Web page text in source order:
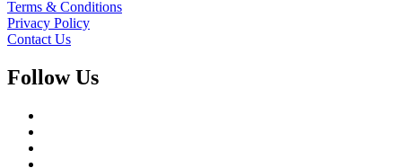
Terms & Conditions
Privacy Policy
Contact Us
Follow Us